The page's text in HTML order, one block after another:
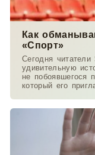
Как
«Спорт»
Сегодня
удивительную
не побоявшегося
который его